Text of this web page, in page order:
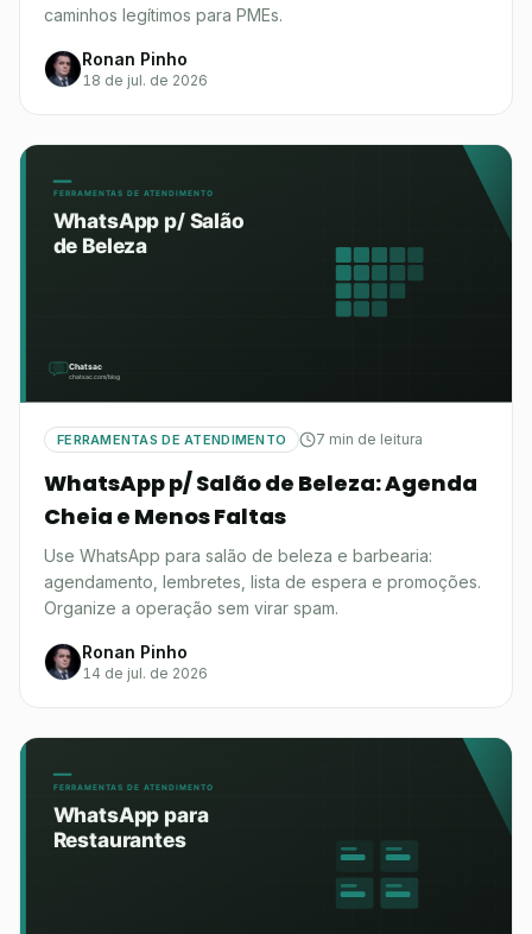
caminhos legítimos para PMEs.
Ronan Pinho
18 de jul. de 2026
FERRAMENTAS DE ATENDIMENTO 7 min de leitura
WhatsApp p/ Salão de Beleza: Agenda
Cheia e Menos Faltas
Use WhatsApp para salão de beleza e barbearia:
agendamento, lembretes, lista de espera e promoções.
Organize a operação sem virar spam.
Ronan Pinho
14 de jul. de 2026